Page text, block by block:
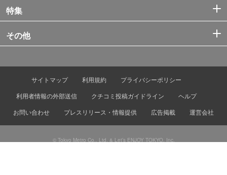
特集
その他
サイトマップ 利用規約
プライバシーポリシー
利用者情報の外部送信
クチコミ投稿ガイドライン
ヘルプ
お問い合わせ
プレスリリース・情報提供 広告掲載 運営会社
© Tokyo Metro Co., Ltd. & Let’s ENJOY TOKYO, Inc.